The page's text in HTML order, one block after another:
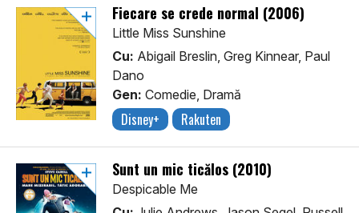
Fiecare se crede normal (2006)
Little Miss Sunshine
Cu: Abigail Breslin, Greg Kinnear, Paul
Dano
Gen: Comedie, Dramă
Disney+ Rakuten
Sunt un mic ticălos (2010)
Despicable Me